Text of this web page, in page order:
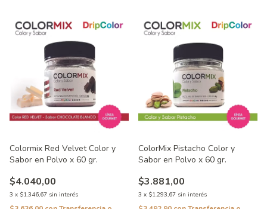
Colormix Red Velvet Color y
Sabor en Polvo x 60 gr.
$4.040,00
3 x $1.346,67 sin interés
ColorMix Pistacho Color y
Sabor en Polvo x 60 gr.
$3.881,00
3 x $1.293,67 sin interés